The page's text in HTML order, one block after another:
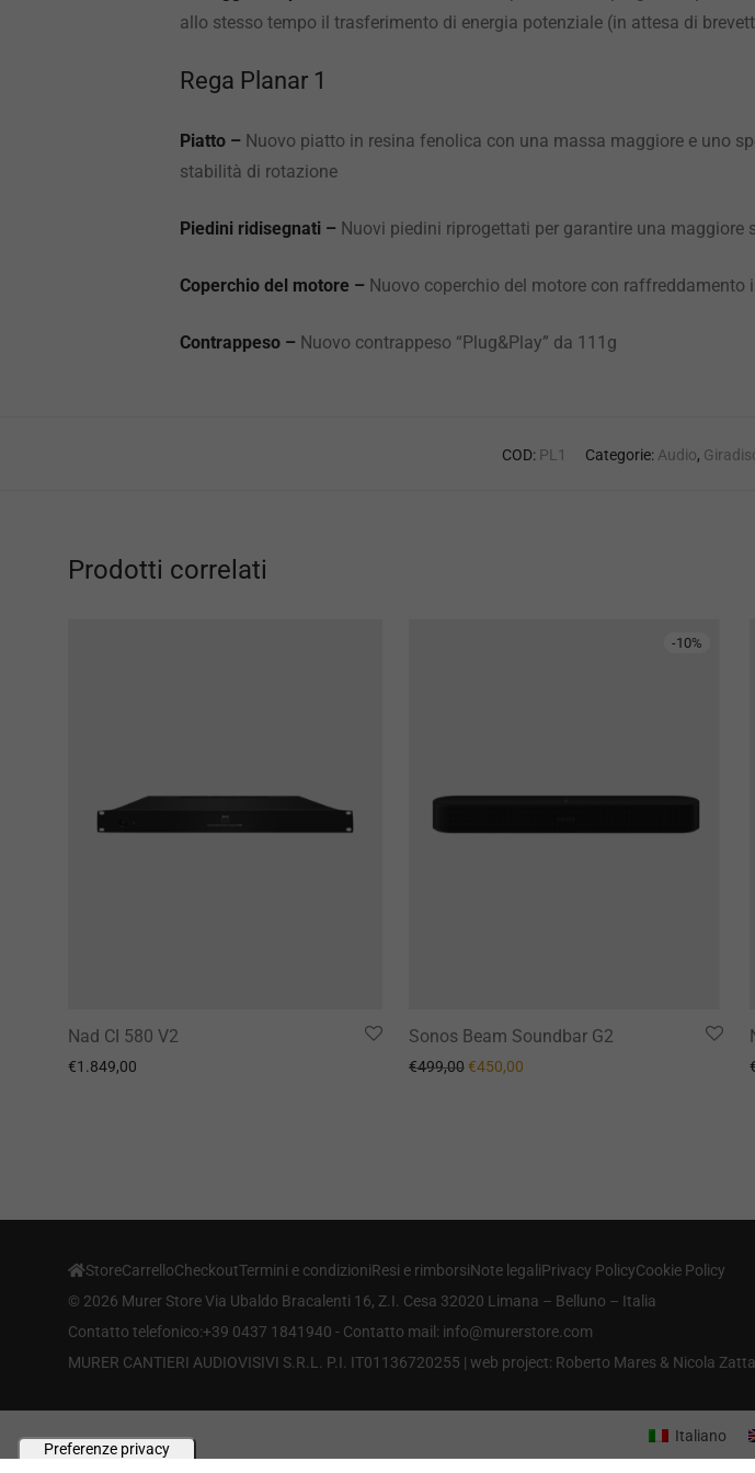
allo stesso tempo il trasferimento di energia potenziale (in attesa di
Rega Planar 1
Piatto – Nuovo piatto in resina fenolica con una massa maggiore e uno
stabilità di rotazione
Piedini ridisegnati – Nuovi piedini riprogettati per garantire una
Coperchio del motore – Nuovo coperchio del motore con raffreddamento
Contrappeso – Nuovo contrappeso “Plug&Play” da 111g
COD: PL1 Categorie: Audio,
Prodotti correlati
Nad CI 580 V2
€1.849,00
-10%
Sonos Beam Soundbar G2
€499,00Il prezzo originale era: €499,00.
€450,00
StoreCarrelloCheckoutTermini e condizioniResi e rimborsiNote legaliPrivacy PolicyCookie Policy
© 2026 Murer Store Via Ubaldo Bracalenti 16, Z.I. Cesa 32020 Limana – Belluno – Italia
Contatto telefonico:+39 0437 1841940 - Contatto mail: info@murerstore.com
MURER CANTIERI AUDIOVISIVI S.R.L. P.I. IT01136720255 | web project: Roberto Mares & Nicola Zatta
Italiano